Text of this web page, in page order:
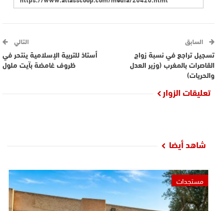
السابق
تسجيل تراجع في نسبة زواج
القاصرات بالمغرب (وزير العدل
والحريات)
التالي
أستاذ للتربية الإسلامية ينتحر في
ظروف غامضة بآيت ملول
تعليقات الزوار
شاهد أيضا
مستجدات